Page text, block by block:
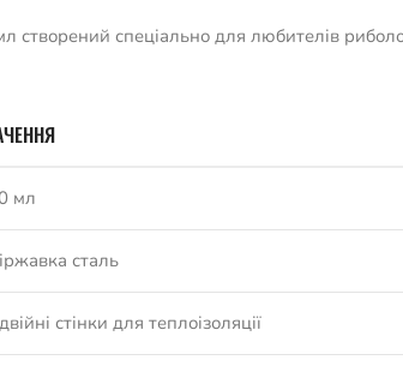
створений спеціально для любителів
мл
сталь
стінки для теплоізоляції